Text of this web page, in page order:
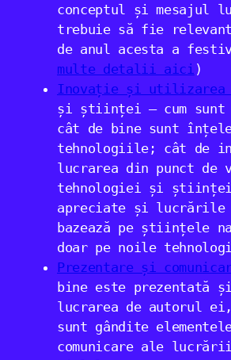
conceptul și mesajul
trebuie să fie relevant
de anul acesta a
multe detalii aici )
Inovație și utilizarea
și științei – cum
cât de bine sunt
tehnologiile; cât de
lucrarea din punct de
tehnologiei și
apreciate și lucrările
bazează pe științele
doar pe noile
Prezentare și
bine este prezentată
lucrarea de autorul
sunt gândite
comunicare ale